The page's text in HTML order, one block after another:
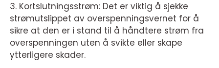
3. Kortslutningsstrøm: Det er viktig å sjekke
strømutslippet av overspenningsvernet for å
sikre at den er i stand til å håndtere strøm fra
overspenningen uten å svikte eller skape
ytterligere skader.